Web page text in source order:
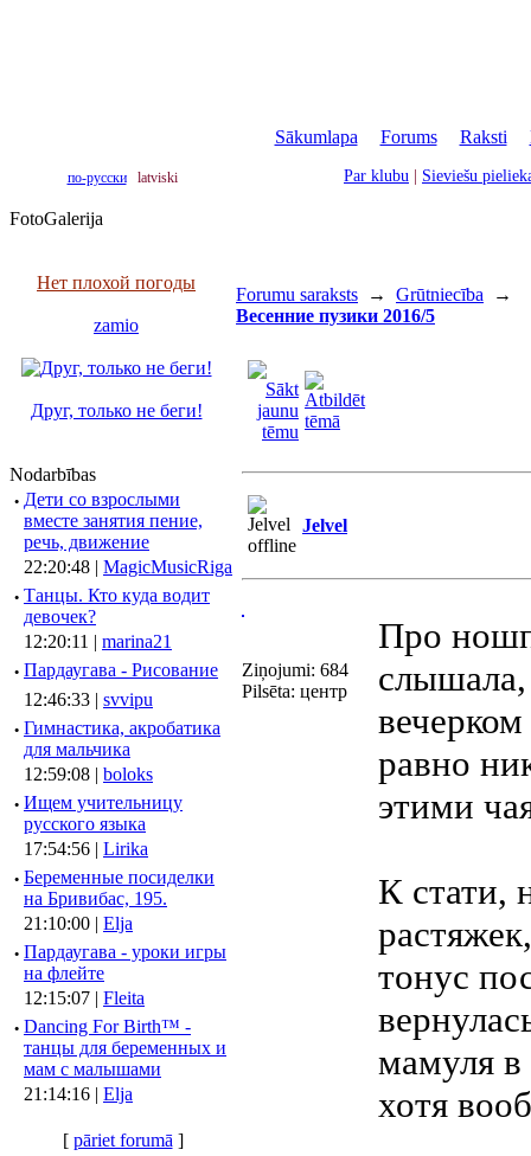
Sākumlapa Forums| Raksti
по-русски latviski Par klubu Sieviešu
FotoGalerija
Нет плохой погоды
zamio
Друг, только не беги!
Nodarbības
· Дети со взрослыми
вместе занятия пение,
речь, движение
22:20:48 | MagicMusicRiga
· Танцы. Кто куда водит
девочек?
12:20:11 | marina21
· Пардаугава - Рисование
12:46:33 | svvipu
· Гимнастика, акробатика
для мальчика
12:59:08 | boloks
· Ищем учительницу
русского языка
17:54:56 | Lirika
· Беременные посиделки
на Бривибас, 195.
21:10:00 | Elja
· Пардаугава - уроки игры
на флейте
12:15:07 | Fleita
· Dancing For Birth™ -
танцы для беременных и
мам с малышами
21:14:16 | Elja
[ pāriet forumā ]
Forumu saraksts → Grūtniecība →
Весенние пузики 2016/5
Jelvel
Ziņojumi: 684
Pilsēta: центр
Про
равно
этими
К стати,
тонус
мамуля в
хотя